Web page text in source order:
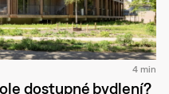
4 min
dostupné bydlení?